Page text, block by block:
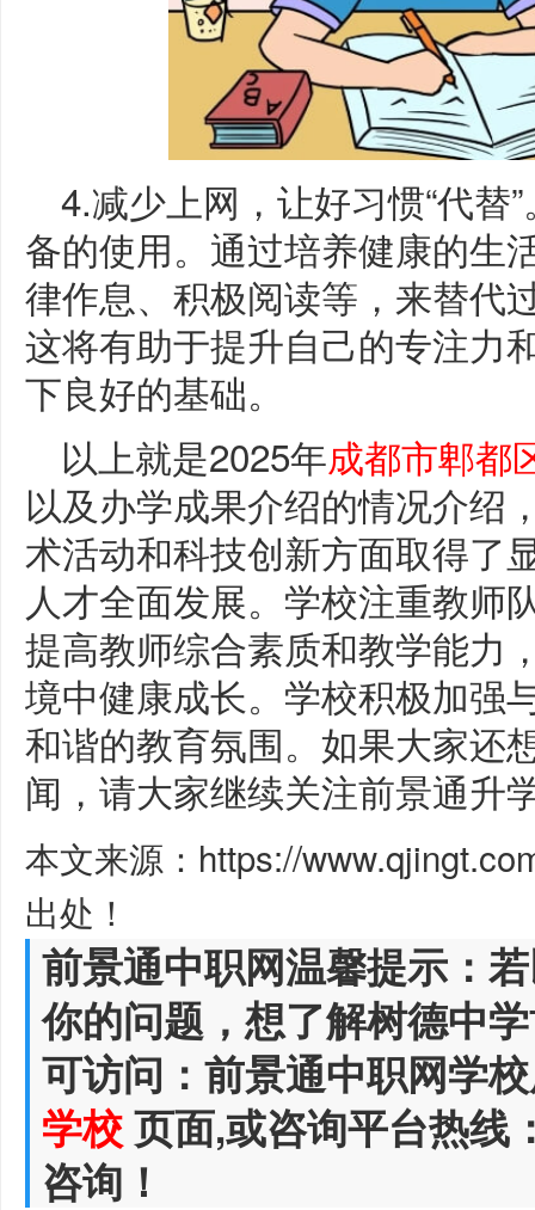
4.减少上网，让好习惯“代替
备的使用。通过培养健康的生
律作息、积极阅读等，来替代
这将有助于提升自己的专注力
下良好的基础。
以上就是2025年成都市郫都
以及办学成果介绍的情况介绍
术活动和科技创新方面取得了
人才全面发展。学校注重教师
提高教师综合素质和教学能力
境中健康成长。学校积极加强
和谐的教育氛围。如果大家还
闻，请大家继续关注前景通升
本文来源：https://
出处！
前景通中职网温馨提示：
你的问题，想了解树德中
可访问：前景通中职网学
学校页面,或咨询平台热线
咨询！